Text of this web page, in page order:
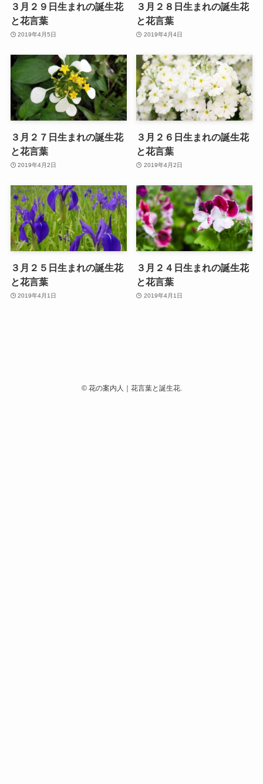
３月２９日生まれの誕生花
と花言葉
2019年4月5日
３月２８日生まれの誕生花
と花言葉
2019年4月4日
３月２７日生まれの誕生花
と花言葉
2019年4月2日
３月２６日生まれの誕生花
と花言葉
2019年4月2日
３月２５日生まれの誕生花
と花言葉
2019年4月1日
３月２４日生まれの誕生花
と花言葉
2019年4月1日
©花の案内人｜花言葉と誕生花.